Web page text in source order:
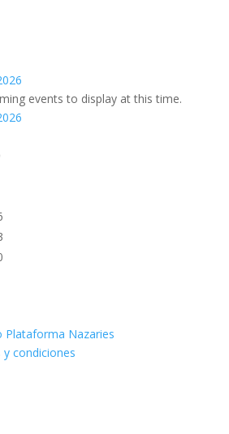
events to display at this time.
Plataforma Nazaries
condiciones